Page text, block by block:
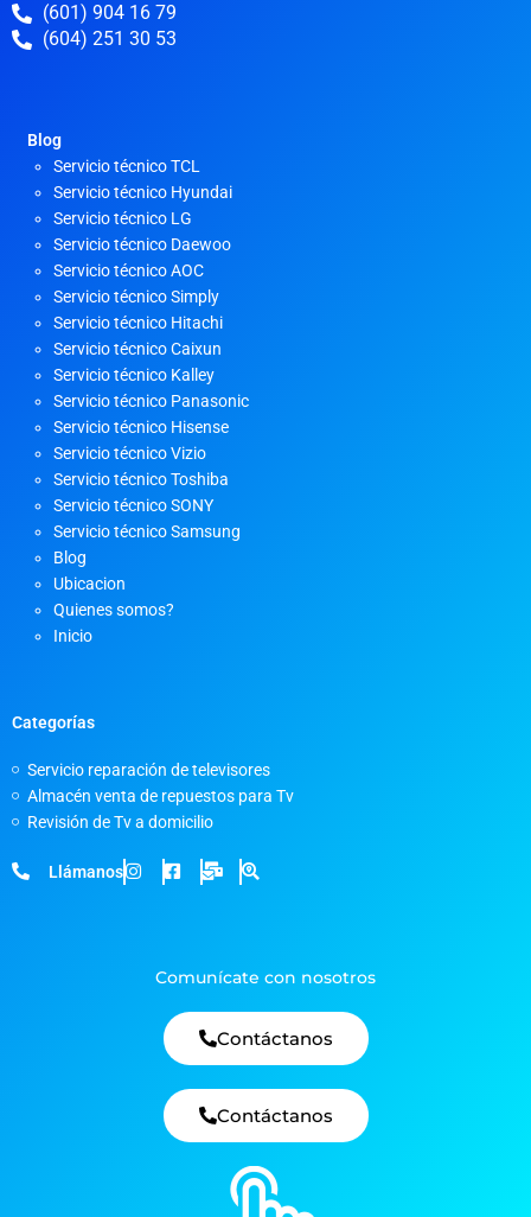
(601) 904 16 79
(604) 251 30 53
Blog
Servicio técnico TCL
Servicio técnico Hyundai
Servicio técnico LG
Servicio técnico Daewoo
Servicio técnico AOC
Servicio técnico Simply
Servicio técnico Hitachi
Servicio técnico Caixun
Servicio técnico Kalley
Servicio técnico Panasonic
Servicio técnico Hisense
Servicio técnico Vizio
Servicio técnico Toshiba
Servicio técnico SONY
Servicio técnico Samsung
Blog
Ubicacion
Quienes somos?
Inicio
Categorías
Servicio reparación de televisores
Almacén venta de repuestos para Tv
Revisión de Tv a domicilio
Llámanos
Comunícate con nosotros
Contáctanos
Contáctanos